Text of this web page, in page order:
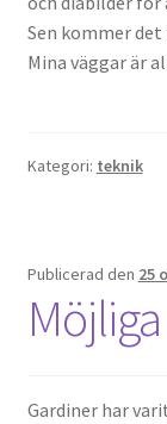
Sen kommer
Mina väggar är
Kategori: teknik
Publicerad den 25
Gardiner har